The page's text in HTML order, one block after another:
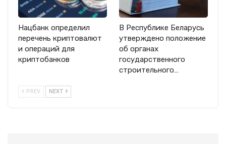
Нацбанк определил
перечень криптовалют
и операций для
криптобанков
В Республике Беларусь
утверждено положение
об органах
государственного
строительного…
PREV NEXT